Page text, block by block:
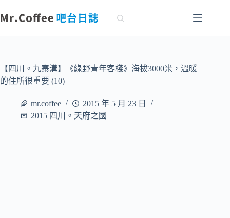
至
容【四川。九寨溝】《綠野青年客棧》海拔3000米，溫暖
的住所很重要 (10)
mr.coffee
2015 年 5 月 23 日
2015 四川。天府之國